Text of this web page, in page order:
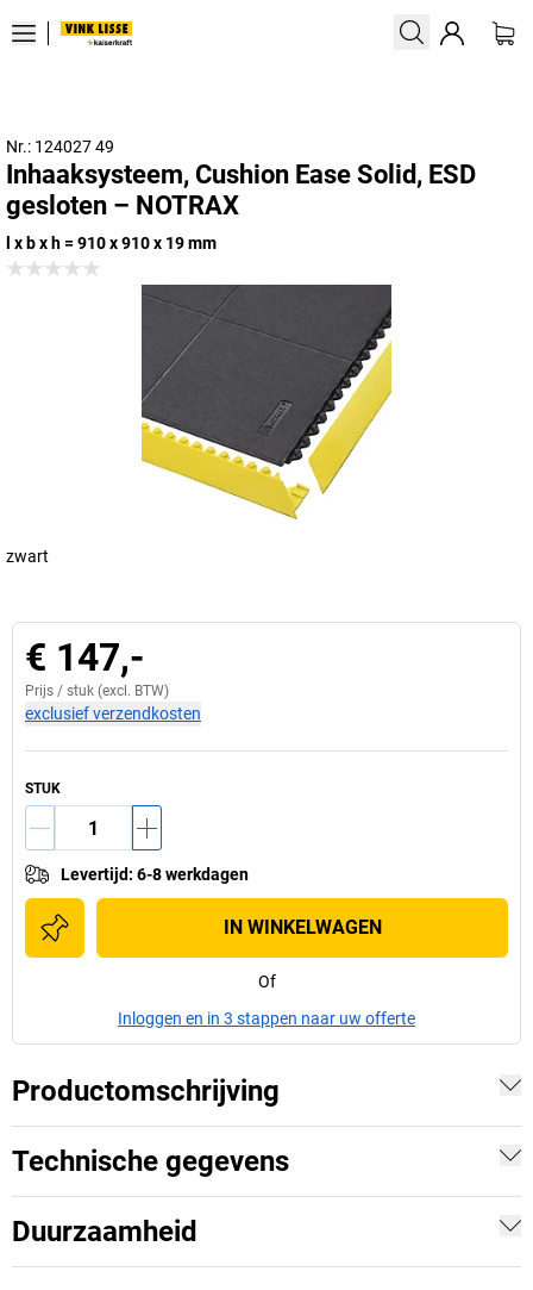
Nr.: 124027 49
Inhaaksysteem, Cushion Ease Solid, ESD
gesloten – NOTRAX
l x b x h = 910 x 910 x 19 mm
zwart
€ 147,-
Prijs / stuk (excl. BTW)
exclusief verzendkosten
STUK
Levertijd: 6-8 werkdagen
IN WINKELWAGEN
Of
Inloggen en in 3 stappen naar uw offerte
Productomschrijving
Technische gegevens
Duurzaamheid